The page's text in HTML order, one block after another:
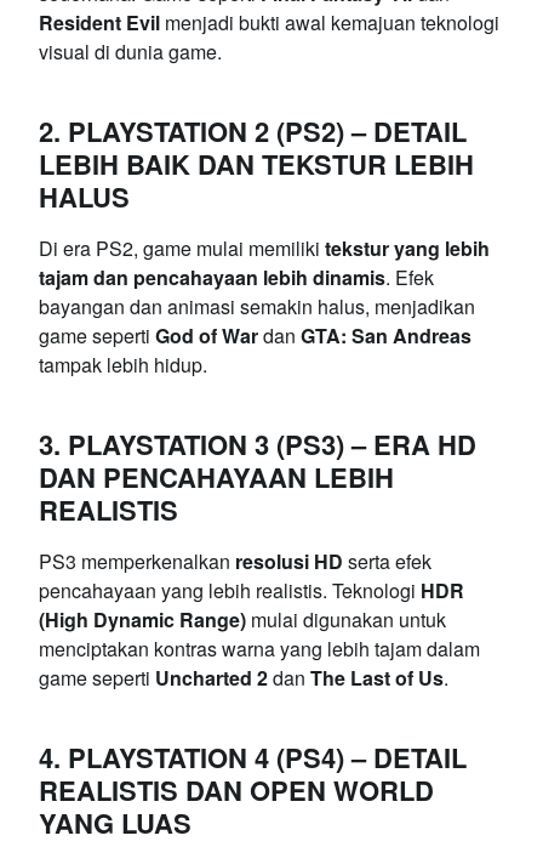
Resident Evil menjadi bukti awal kemajuan teknologi
visual di dunia game.
2. PLAYSTATION 2 (PS2) – DETAIL
LEBIH BAIK DAN TEKSTUR LEBIH
HALUS
Di era PS2, game mulai memiliki tekstur yang lebih
tajam dan pencahayaan lebih dinamis. Efek
bayangan dan animasi semakin halus, menjadikan
game seperti God of Wardan GTA: San Andreas
tampak lebih hidup.
3. PLAYSTATION 3 (PS3) – ERA HD
DAN PENCAHAYAAN LEBIH
REALISTIS
PS3 memperkenalkan resolusi HD serta efek
pencahayaan yang lebih realistis. Teknologi HDR
(High Dynamic Range) mulai digunakan untuk
menciptakan kontras warna yang lebih tajam dalam
game seperti Uncharted 2dan The Last of Us.
4. PLAYSTATION 4 (PS4) – DETAIL
REALISTIS DAN OPEN WORLD
YANG LUAS